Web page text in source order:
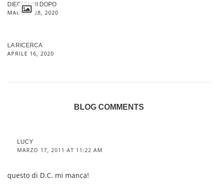
DIECI ANNI DOPO
MAGGIO 28, 2020
LA RICERCA
APRILE 16, 2020
BLOG COMMENTS
LUCY
MARZO 17, 2011 AT 11:22 AM
questo di D.C. mi manca!